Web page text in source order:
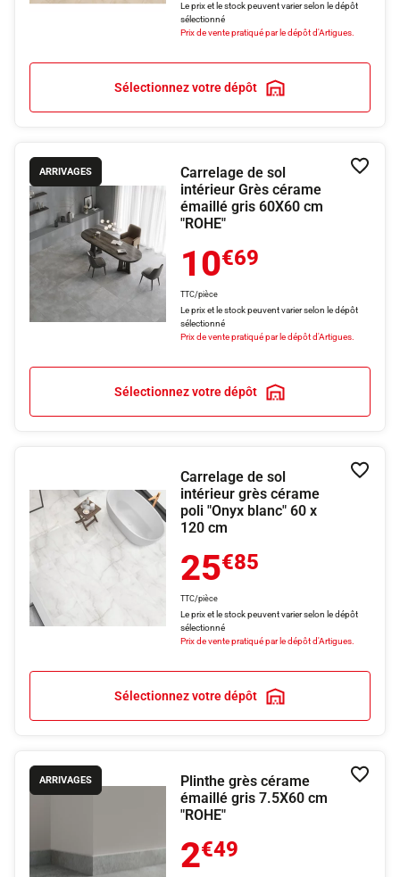
Le prix et le stock peuvent varier selon le dépôt
sélectionné
Prix de vente pratiqué par le dépôt d'Artigues.
Sélectionnez votre dépôt
ARRIVAGES
Carrelage de sol
intérieur Grès cérame
émaillé gris 60X60 cm
"ROHE"
10€69
TTC/pièce
Le prix et le stock peuvent varier selon le dépôt
sélectionné
Prix de vente pratiqué par le dépôt d'Artigues.
Sélectionnez votre dépôt
Carrelage de sol
intérieur grès cérame
poli "Onyx blanc" 60 x
120 cm
25€85
TTC/pièce
Le prix et le stock peuvent varier selon le dépôt
sélectionné
Prix de vente pratiqué par le dépôt d'Artigues.
Sélectionnez votre dépôt
ARRIVAGES
Plinthe grès cérame
émaillé gris 7.5X60 cm
"ROHE"
2€49